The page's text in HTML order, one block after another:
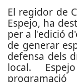
El regidor de
Espejo, ha
per a l'edició
de generar
defensa dels
local.